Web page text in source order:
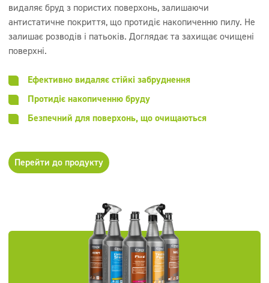
видаляє бруд з пористих поверхонь, залишаючи
антистатичне покриття, що протидіє накопиченню пилу. Не
залишає розводів і патьоків. Доглядає та захищає очищені
поверхні.
Ефективно видаляє стійкі забруднення
Протидіє накопиченню бруду
Безпечний для поверхонь, що очищаються
Перейти до продукту